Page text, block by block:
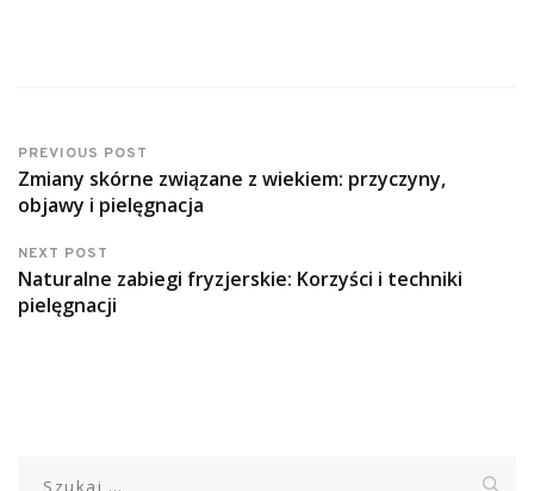
PREVIOUS POST
Zmiany skórne związane z wiekiem: przyczyny,
objawy i pielęgnacja
NEXT POST
Naturalne zabiegi fryzjerskie: Korzyści i techniki
pielęgnacji